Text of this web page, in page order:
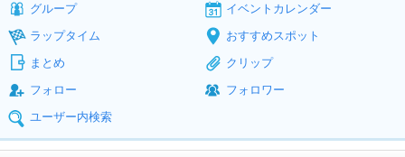
グループ
イベントカレンダー
ラップタイム
おすすめスポット
まとめ
クリップ
フォロー
フォロワー
ユーザー内検索